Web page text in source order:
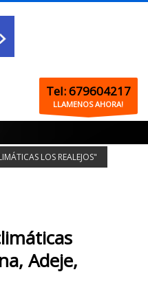
Tel: 679604217
LLAMENOS AHORA!
LOS REALEJOS"
Adeje,